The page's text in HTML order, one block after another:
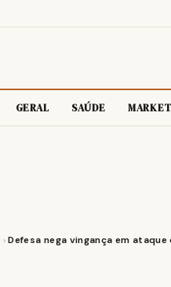
GERAL SAÚDE
› Defesa nega vingança em